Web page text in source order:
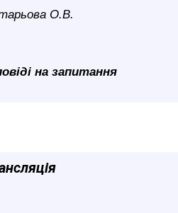
О.В.
на запитання